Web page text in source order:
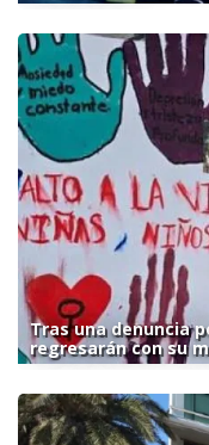
Tras una denuncia
regresarán con su